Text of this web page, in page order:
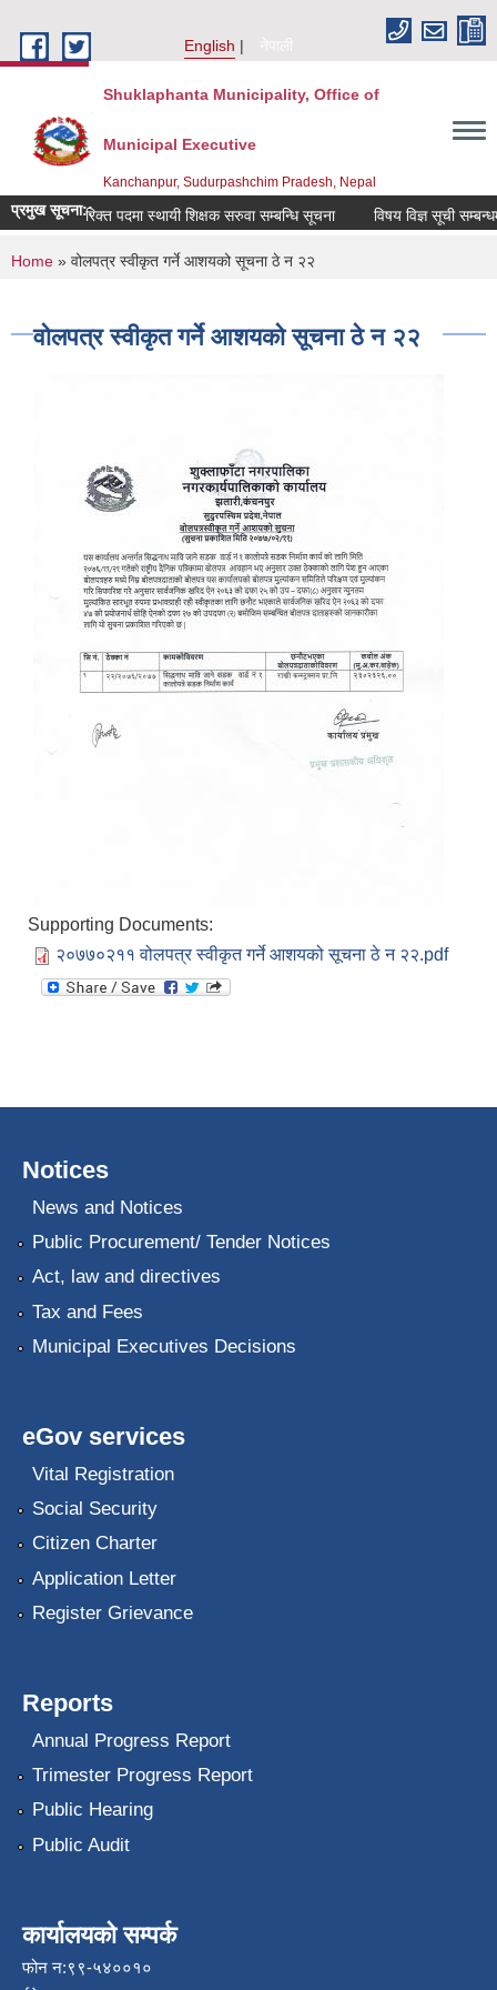
English
नेपाली
Shuklaphanta Municipality, Office of
Municipal Executive
Kanchanpur, Sudurpashchim Pradesh, Nepal
प्रमुख सूचना::रिक्त पदमा स्थायी शिक्षक सरुवा सम्बन्धि सूचना विषय विज्ञ सूची
You are here
Home » वोलपत्र स्वीकृत गर्ने आशयको सूचना ठे न २२
वोलपत्र स्वीकृत गर्ने आशयको सूचना ठे न २२
Supporting Documents:
२०७७०२११ वोलपत्र स्वीकृत गर्ने आशयको सूचना ठे न २२.pdf
Notices
News and Notices
Public Procurement/ Tender Notices
Act, law and directives
Tax and Fees
Municipal Executives Decisions
eGov services
Vital Registration
Social Security
Citizen Charter
Application Letter
Register Grievance
Reports
Annual Progress Report
Trimester Progress Report
Public Hearing
Public Audit
कार्यालयको सम्पर्क
फोन न:९९-५४००१०